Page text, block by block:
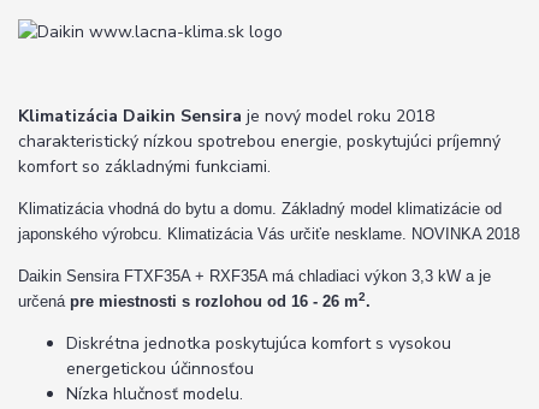
Klimatizácia Daikin Sensira je nový model roku 2018
charakteristický nízkou spotrebou energie, poskytujúci príjemný
komfort so základnými funkciami.
Klimatizácia vhodná do bytu a domu. Základný model klimatizácie od
japonského výrobcu. Klimatizácia Vás určiťe nesklame. NOVINKA 2018
Daikin Sensira FTXF35A + RXF35A má chladiaci výkon 3,3 kW a je
určená pre miestnosti s rozlohou od 16 - 26 m2.
Diskrétna jednotka poskytujúca komfort s vysokou
energetickou účinnosťou
Nízka hlučnosť modelu.